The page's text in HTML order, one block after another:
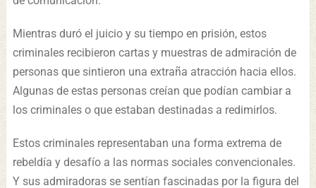
Mientras duró el juicio y su tiempo en prisión, estos
criminales recibieron cartas y muestras de admiración de
personas que sintieron una extraña atracción hacia ellos.
Algunas de estas personas creían que podían cambiar a
los criminales o que estaban destinadas a redimirlos.
Estos criminales representaban una forma extrema de
rebeldía y desafío a las normas sociales convencionales.
Y sus admiradoras se sentían fascinadas por la figura del